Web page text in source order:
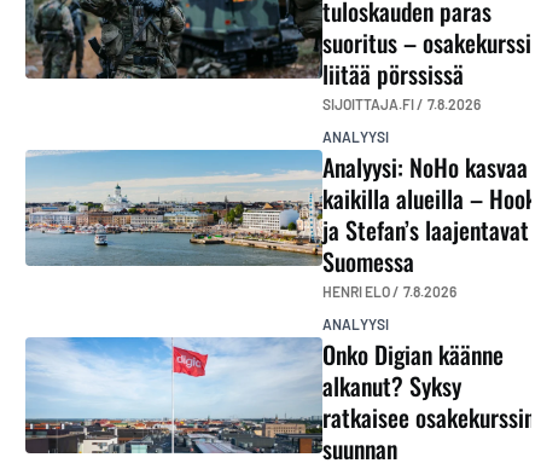
tuloskauden paras
suoritus – osakekurssi
liitää pörssissä
SIJOITTAJA.FI / 7.8.2026
ANALYYSI
Analyysi: NoHo kasvaa
kaikilla alueilla – Hook
ja Stefan’s laajentavat
Suomessa
HENRI ELO / 7.8.2026
ANALYYSI
Onko Digian käänne
alkanut? Syksy
ratkaisee osakekurssin
suunnan